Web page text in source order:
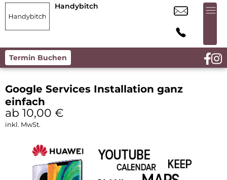
Handybitch
Termin Buchen
Google Services Installation ganz
einfach
ab 10,00 €
inkl. MwSt.